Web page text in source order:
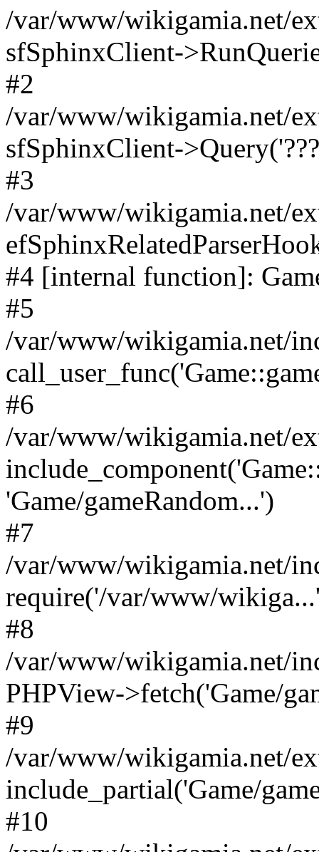
/var/www/wikigamia.net/
sfSphinxClient-
#2
/var/www/wikigamia.net/
sfSphinxClient-
#3
/var/www/wikigamia.net/
#4 [internal function]:
#5
/var/www/wikigamia.net/
#6
/var/www/wikigamia.net/
'Game/gameRandom...')
#7
/var/www/wikigamia.net/
require('/var/www/
#8
/var/www/wikigamia.net/
PHPView->fetch('Game/
#9
/var/www/wikigamia.net/
include_partial('Game/
#10